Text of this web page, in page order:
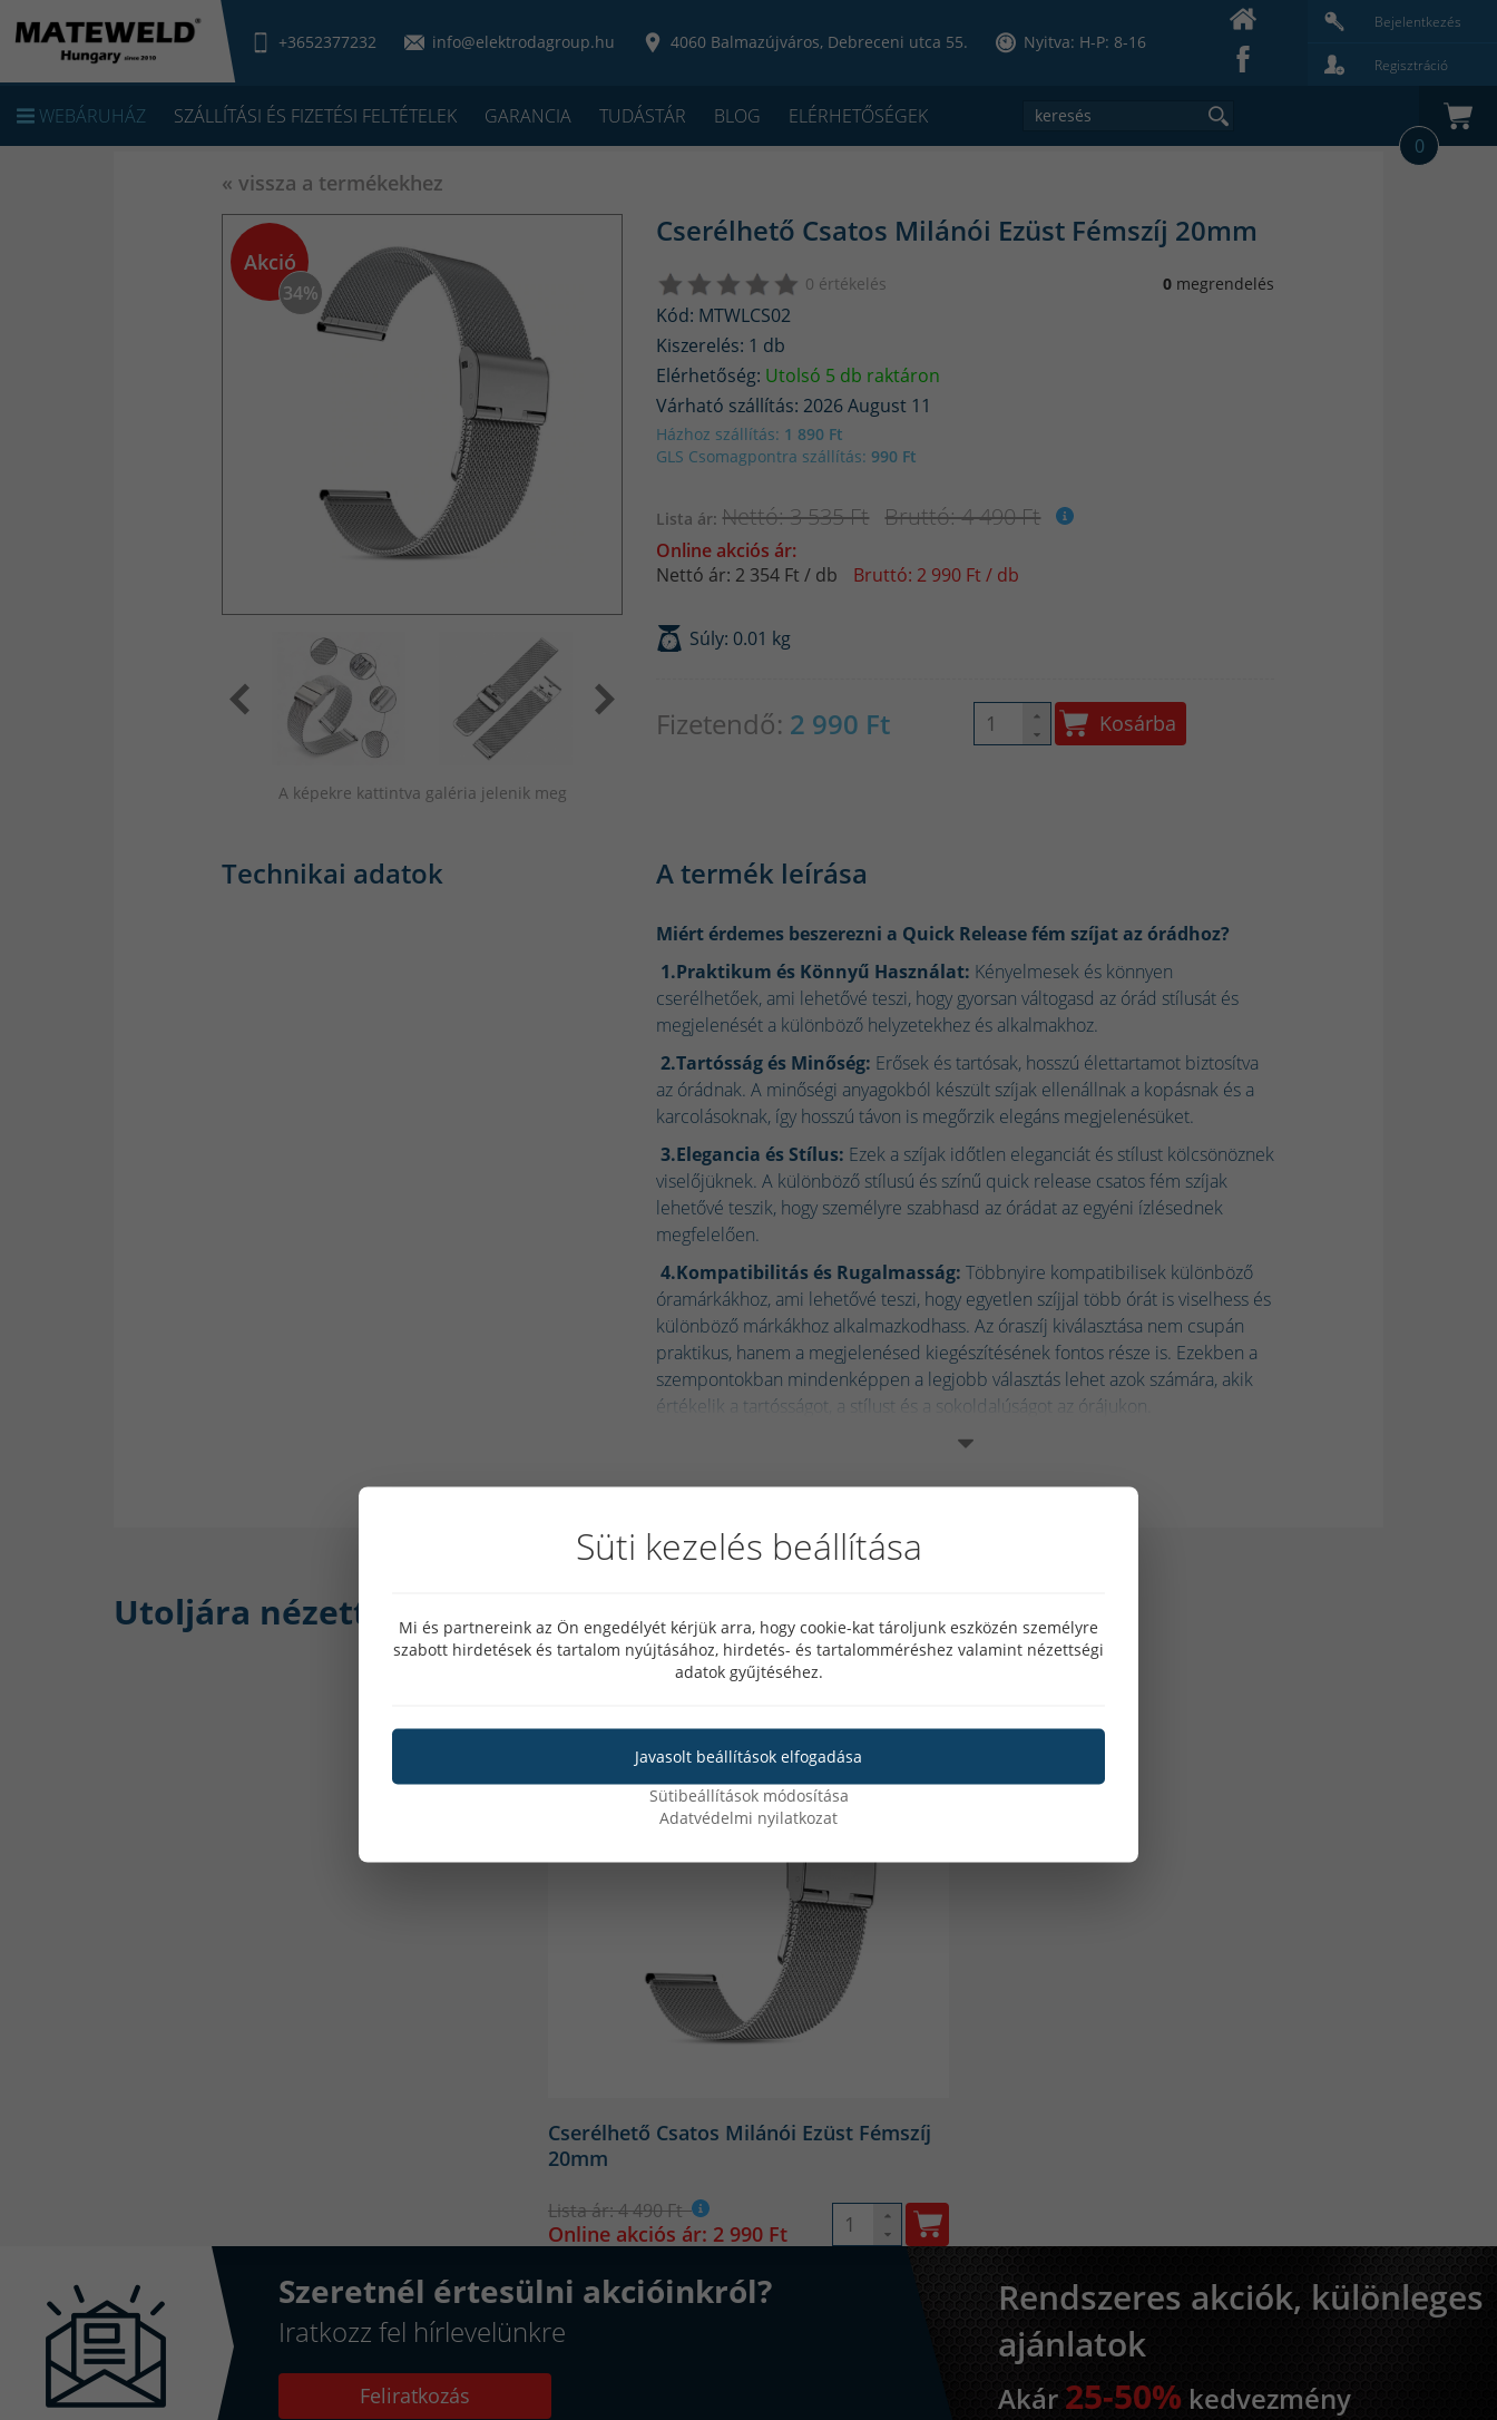
Bejelentkezés
Regisztráció
+3652377232 info@elektrodagroup.hu 4060 Balmazújváros, Debreceni utca 55. Nyitva: H-P: 8-16
WEBÁRUHÁZ SZÁLLÍTÁSI ÉS FIZETÉSI FELTÉTELEK GARANCIA TUDÁSTÁR BLOG
ELÉRHETŐSÉGEK
0
« vissza a termékekhez
Akció
34%
A képekre kattintva galéria jelenik meg
Cserélhető Csatos Milánói Ezüst Fémszíj 20mm
0 értékelés 0 megrendelés
Kód: MTWLCS02
Kiszerelés: 1 db
Elérhetőség: Utolsó 5 db raktáron
Várható szállítás: 2026 August 11
Házhoz szállítás: 1 890 Ft
GLS Csomagpontra szállítás: 990 Ft
Lista ár: Nettó: 3 535 Ft Bruttó: 4 490 Ft
Online akciós ár:
Nettó ár: 2 354 Ft / db
Bruttó: 2 990 Ft / db
Súly: 0.01 kg
Fizetendő: 2 990 Ft Kosárba
Technikai adatok A termék leírása
Miért érdemes beszerezni a Quick Release fém szíjat az órádhoz?
1.Praktikum és Könnyű Használat: Kényelmesek és könnyen
cserélhetőek, ami lehetővé teszi, hogy gyorsan váltogasd az órád stílusát és
megjelenését a különböző helyzetekhez és alkalmakhoz.
2.Tartósság és Minőség: Erősek és tartósak, hosszú élettartamot biztosítva
az órádnak. A minőségi anyagokból készült szíjak ellenállnak a kopásnak és a
karcolásoknak, így hosszú távon is megőrzik elegáns megjelenésüket.
3.Elegancia és Stílus: Ezek a szíjak időtlen eleganciát és stílust kölcsönöznek
viselőjüknek. A különböző stílusú és színű quick release csatos fém szíjak
lehetővé teszik, hogy személyre szabhasd az órádat az egyéni ízlésednek
megfelelően.
4.Kompatibilitás és Rugalmasság: Többnyire kompatibilisek különböző
óramárkákhoz, ami lehetővé teszi, hogy egyetlen szíjjal több órát is viselhess és
különböző márkákhoz alkalmazkodhass. Az óraszíj kiválasztása nem csupán
praktikus, hanem a megjelenésed kiegészítésének fontos része is. Ezekben a
szempontokban mindenképpen a legjobb választás lehet azok számára, akik
értékelik a tartósságot, a stílust és a sokoldalúságot az órájukon.
Utoljára nézett:
Cserélhető Csatos Milánói Ezüst Fémszíj
20mm
Lista ár: 4 490 Ft
Online akciós ár: 2 990 Ft
Rendszeres akciók, különleges
ajánlatok
Akár 25-50% kedvezmény
Szeretnél értesülni akcióinkról?
Iratkozz fel hírlevelünkre
Feliratkozás
Süti kezelés beállítása
Mi és partnereink az Ön engedélyét kérjük arra, hogy cookie-kat tároljunk eszközén személyre
szabott hirdetések és tartalom nyújtásához, hirdetés- és tartalomméréshez valamint nézettségi
adatok gyűjtéséhez.
Javasolt beállítások elfogadása
Sütibeállítások módosítása
Adatvédelmi nyilatkozat